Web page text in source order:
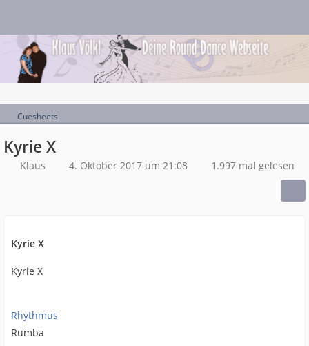
Cuesheets
Kyrie X
Klaus 4. Oktober 2017 um 21:08 1.997 mal gelesen
Kyrie X
Kyrie X
Rhythmus
Rumba